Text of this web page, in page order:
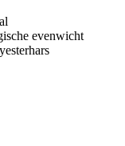
evenwicht